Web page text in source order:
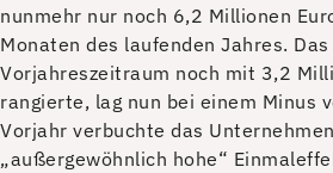
nunmehr nur noch 6,2 Millionen
Monaten des laufenden Jahres.
Vorjahreszeitraum noch mit 3,2
rangierte, lag nun bei einem Minus
Vorjahr verbuchte das
„außergewöhnlich hohe“